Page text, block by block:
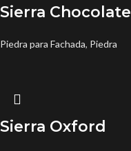
Sierra Chocolate
Piedra para Fachada, Piedra
Sierra Oxford